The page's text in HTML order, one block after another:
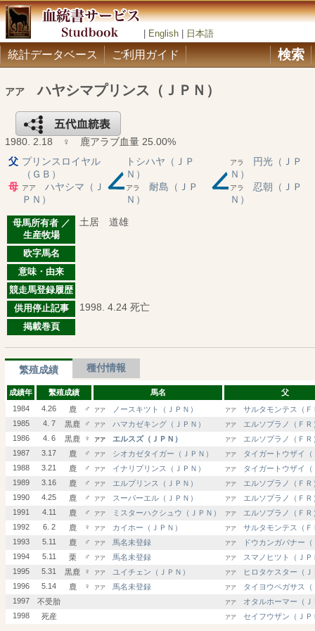
English 日本語
統計データベース ご利用ガイド 検索
アアハヤシマプリンス（ＪＰＮ）
1980. 2.18 ♀ 鹿アラブ血量 25.00%
父 プリンスロイヤル
（ＧＢ）
トシハヤ（ＪＰ
Ｎ）
アラ
円光（ＪＰ
Ｎ）
母 アアハヤシマ（Ｊ
ＰＮ）
アラ 耐島（ＪＰ
Ｎ）
アラ 忍朝（ＪＰ
Ｎ）
母馬所有者 ／
生産牧場
土居 道雄
欧字馬名
意味・由来
競走馬登録履歴
供用停止記事
1998. 4.24 死亡
掲載巻頁
繁殖成績 種付情報
成績年 繫殖成績 馬名
父
1984
4.26 鹿 ♂ アア ノースキツト（ＪＰＮ） アア サルタモンテス（Ｆ
1985
4. 7 黒鹿 ♂ アア ハマカゼキング（ＪＰＮ） アア
エルソプラノ（ＦＲ
1986
4. 6 黒鹿 ♀ アア エルスズ（ＪＰＮ） アア
エルソプラノ（ＦＲ
1987
3.17 鹿 ♂ アア シオカゼタイガー（ＪＰＮ） アア
タイガートウザイ
1988
3.21 鹿 ♂ アア イナリプリンス（ＪＰＮ） アア
タイガートウザイ（
1989
3.16 鹿 ♂ アア エルプリンス（ＪＰＮ） アア
エルソプラノ（ＦＲ
1990
4.25 鹿 ♂ アア スーパーエル（ＪＰＮ） アア
エルソプラノ（ＦＲ
1991
4.11 鹿 ♂ アア ミスターハクシュウ（ＪＰＮ） アア
エルソプラノ（ＦＲ
1992
6. 2 鹿 ♀ アア カイホー（ＪＰＮ） アア サルタモンテス（Ｆ
1993
5.11 鹿 ♂ アア 馬名未登録 アア
ドウカンガバナー
1994
5.11 栗 ♂ アア 馬名未登録 アア
スマノヒツト（ＪＰ
1995
5.31 黒鹿 ♀ アア ユイチェン（ＪＰＮ） アア
ヒロタケスター（Ｊ
1996
5.14 鹿 ♀ アア 馬名未登録 アア
タイヨウペガサス（
1997
不受胎 アア
オタルホーマー（Ｊ
1998
死産 アア セイフウザン（ＪＰ